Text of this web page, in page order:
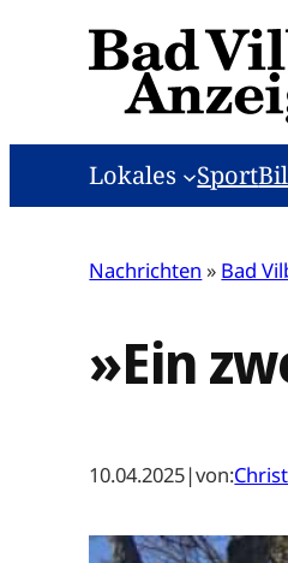
Lokales Sport
Nachrichten » Bad
»Ein
10.04.2025|von: